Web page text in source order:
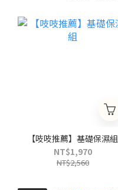
【吱吱推薦】基礎保濕組
NT$1,970
NT$2,560